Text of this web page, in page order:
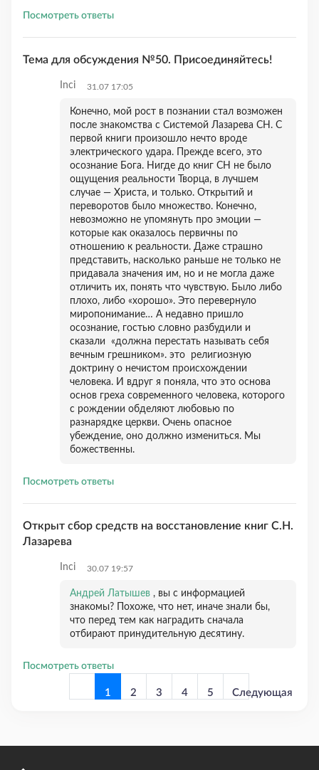
Посмотреть ответы
Тема для обсуждения №50. Присоединяйтесь!
Inci 31.07 17:05
Конечно, мой рост в познании стал возможен
после знакомства с Системой Лазарева СН. С
первой книги произошло нечто вроде
электрического удара. Прежде всего, это
осознание Бога. Нигде до книг СН не было
ощущения реальности Творца, в лучшем
случае — Христа, и только. Открытий и
переворотов было множество. Конечно,
невозможно не упомянуть про эмоции —
которые как оказалось первичны по
отношению к реальности. Даже страшно
представить, насколько раньше не только не
придавала значения им, но и не могла даже
отличить их, понять что чувствую. Было либо
плохо, либо «хорошо». Это перевернуло
миропонимание… А недавно пришло
осознание, гостью словно разбудили и
сказали «должна перестать называть себя
вечным грешником». это религиозную
доктрину о нечистом происхождении
человека. И вдруг я поняла, что это основа
основ греха современного человека, которого
с рождении обделяют любовью по
разнарядке церкви. Очень опасное
убеждение, оно должно измениться. Мы
божественны.
Посмотреть ответы
Открыт сбор средств на восстановление книг С.Н.
Лазарева
Inci 30.07 19:57
Андрей Латышев , вы с информацией
знакомы? Похоже, что нет, иначе знали бы,
что перед тем как наградить сначала
отбирают принудительную десятину.
Посмотреть ответы
1 2 3 4 5 Следующая